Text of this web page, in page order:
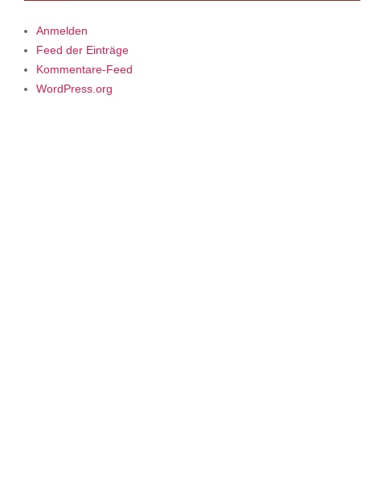
Anmelden
Feed der Einträge
Kommentare-Feed
WordPress.org